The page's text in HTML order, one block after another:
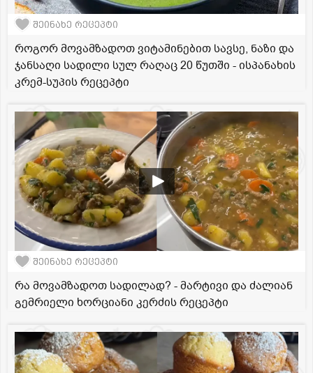
შეინახე რეცეპტი
როგორ მოვამზადოთ ვიტამინებით სავსე, ნაზი და
ჯანსაღი სადილი სულ რაღაც 20 წუთში - ისპანახის
კრემ-სუპის რეცეპტი
შეინახე რეცეპტი
რა მოვამზადოთ სადილად? - მარტივი და ძალიან
გემრიელი ხორციანი კერძის რეცეპტი